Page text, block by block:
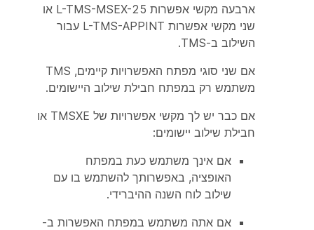
ארבעה מקשי אפשרות L-TMS-MSEX-25 או
שני מקשי אפשרות L-TMS-APPINT עבור
השילוב ב-TMS.
אם שני סוגי מפתח האפשרויות קיימים, TMS
משתמש רק במפתח חבילת שילוב היישומים.
אם כבר יש לך מקשי אפשרויות של TMSXE או
חבילת שילוב יישומים:
אם אינך משתמש כעת במפתח
האופציה, באפשרותך להשתמש בו עם
שילוב לוח השנה ההיברידי.
אם אתה משתמש במפתח האפשרות ב-